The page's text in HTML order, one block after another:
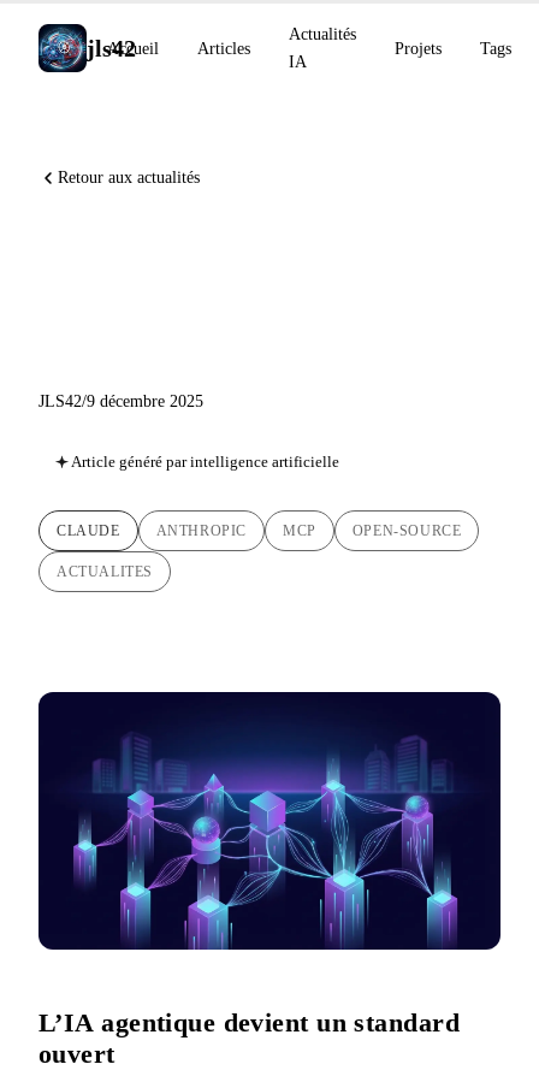
jls42
Accueil Articles
Actualités
IA
Projets Tags
Retour aux actualités
JLS42/9 décembre 2025
Article généré par intelligence artificielle
CLAUDE ANTHROPIC MCP OPEN-SOURCE
ACTUALITES
L’IA agentique devient un standard
ouvert